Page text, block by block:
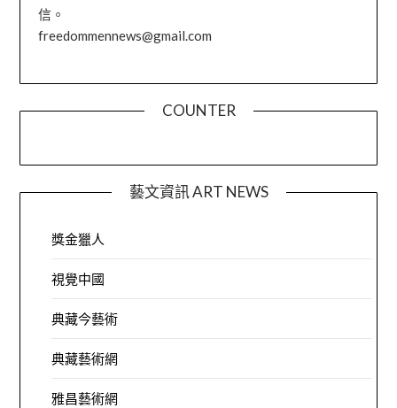
信。
freedommennews@gmail.com
COUNTER
藝文資訊 ART NEWS
獎金獵人
視覺中國
典藏今藝術
典藏藝術網
雅昌藝術網